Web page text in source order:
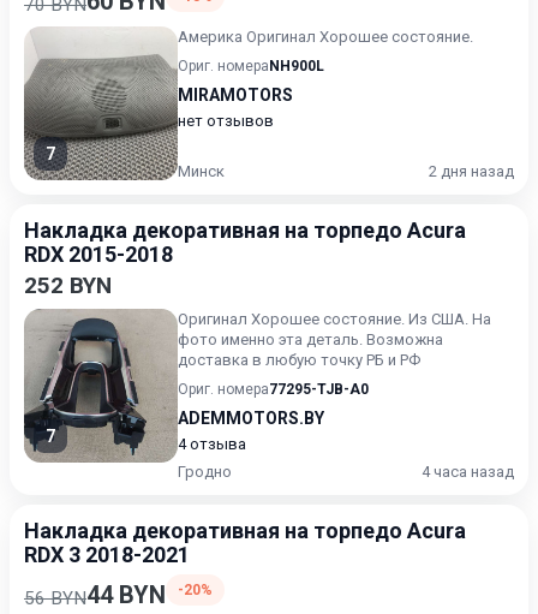
70 BYN
7
Америка Оригинал Хорошее состояние.
Ориг. номера NH900L
MIRAMOTORS
нет отзывов
Минск 2 дня назад
Накладка декоративная на торпедо Acura
RDX 2015-2018
252 BYN
7
Оригинал Хорошее состояние. Из США. На
фото именно эта деталь. Возможна
доставка в любую точку РБ и РФ
Ориг. номера77295-TJB-A0
ADEMMOTORS.BY
4 отзыва
Гродно
4 часа назад
Накладка декоративная на торпедо Acura
RDX 3 2018-2021
56 BYN44 BYN -20%